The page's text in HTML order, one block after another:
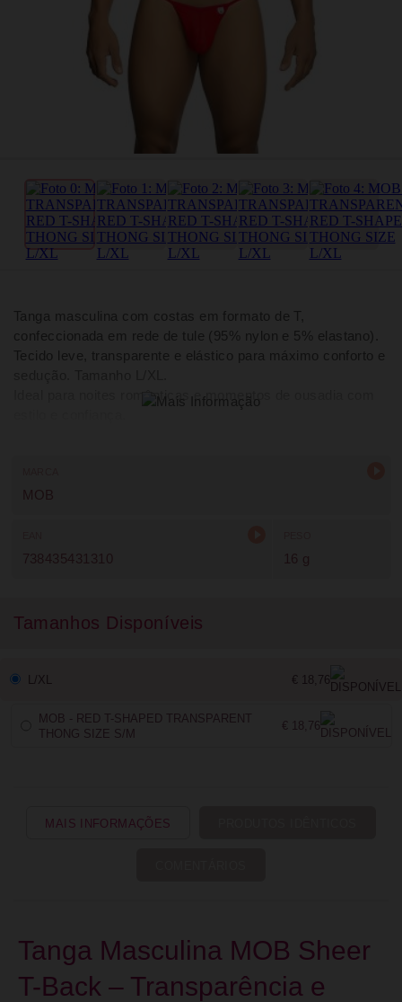
Tanga masculina com costas em formato de T,
confeccionada em rede de tule (95% nylon e 5% elastano).
Tecido leve, transparente e elástico para máximo conforto e
Ideal para noites românticas e momentos de ousadia com
MOB
738435431310 16 g
Tamanhos Disponíveis
L/XL € 18,76
MOB - RED T-SHAPED TRANSPARENT
THONG SIZE S/M
€ 18,76
MAIS INFORMAÇÕES
Tanga Masculina MOB Sheer
T-Back – Transparência e